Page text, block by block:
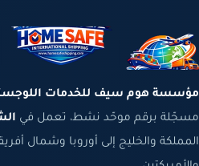
مؤسسة هوم سيف للخدمات
مسجّلة برقم موحّد نشط، تعمل في
المملكة والخليج إلى أوروبا وشمال